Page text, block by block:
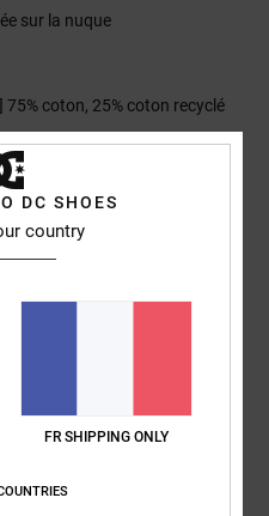
sur la nuque
coton, 25% coton recyclé
/5
DC SHOES
country
FR SHIPPING ONLY